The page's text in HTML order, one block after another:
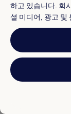
오키드 뷰티 & 스
펠리어 역사 공원
아트-테크 실리콘
세인트 제임스 공
산호세 시청 근처
하고 있습니다. 회
셜 미디어, 광고 및